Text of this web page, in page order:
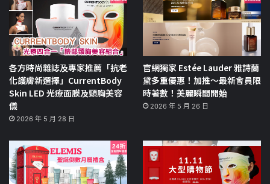
各方時尚雜誌及專家推薦「抗老
化護膚新選擇」CurrentBody
Skin LED 光療面膜及頸胸美容
儀
2026 年 5 月 28 日
官網獨家 Estée Lauder 雅詩蘭
黛多重優惠！加推～最新會員限
時著數！美麗瞬間開始
2026 年 5 月 26 日